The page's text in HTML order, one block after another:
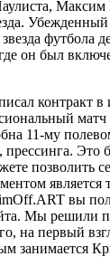
футбола
он был
контракт в
матч
11-му
Это
позволить
является
вы
Мы решили
на первый
занимается